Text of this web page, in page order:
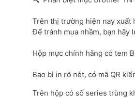
Trên thị trường hiện nay xuất
Để tránh mua nhầm, bạn hãy
Hộp mực chính hãng có tem
Bao bì in rõ nét, có mã QR
Trên hộp có số series trùng